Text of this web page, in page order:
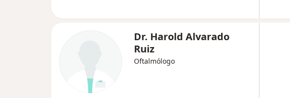
Dr. Harold Alvarado
Ruiz
Oftalmólogo